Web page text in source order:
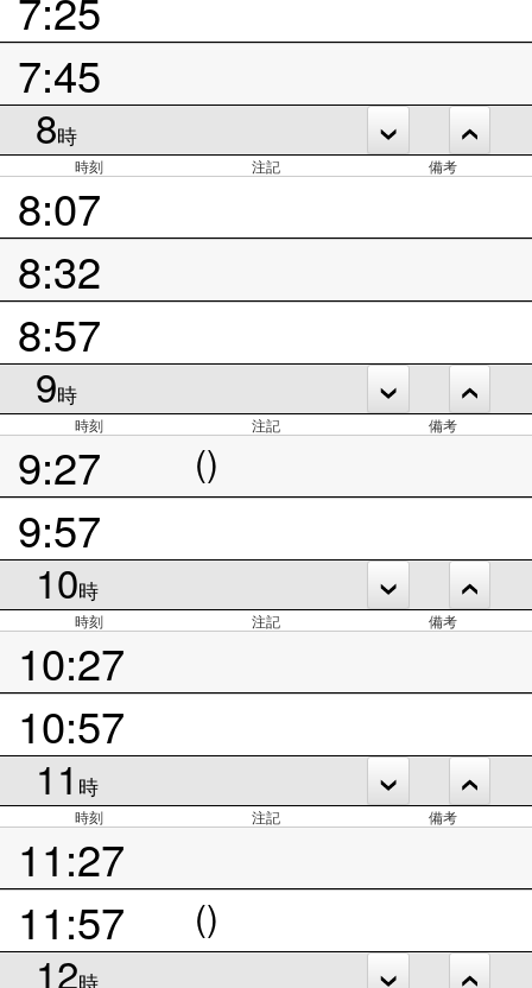
7:45
8時
時刻 注記 備考
8:07
8:32
8:57
9時
時刻 注記 備考
9:27 ()
9:57
10時
時刻 注記 備考
10:27
10:57
11 時
時刻 注記 備考
11:27
11:57
()
12時